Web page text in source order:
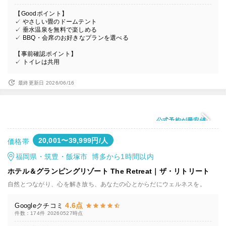
【Goodポイント】
✓ やさしい畳のドームテント
✓ 垂水温泉を無料で楽しめる
✓ BBQ・会席のお好きなプランを選べる
【事前確認ポイント】
✓ トイレは共用
最終更新日 2026/06/16
公式予約が最安値
価格帯 20,001〜39,999円/人
福岡県・筑豊・飯塚市 博多から1時間以内
ホテル＆グランピングリゾート The Retreat｜ザ・リトリート
自然とつながり、心を解き放ち、あなたの心とからだにウェルネスを。
Googleクチコミ 4.6点
件数：174件 20260527時点